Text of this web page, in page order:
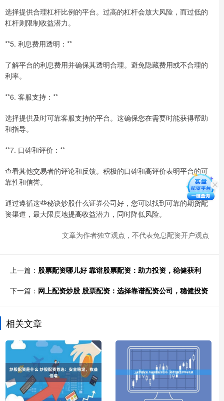
选择提供合理杠杆比例的平台。过高的杠杆会放大风险，而过低的
杠杆则限制收益潜力。
**5. 利息费用透明：**
了解平台的利息费用并确保其透明合理。避免隐藏费用或不合理的
利率。
**6. 客服支持：**
选择提供及时可靠客服支持的平台。这确保您在需要时能获得帮助
和指导。
**7. 口碑和评价：**
查看其他交易者的评论和反馈。积极的口碑和高评价表明平台的可
靠性和信誉。
通过遵循这些秘诀炒股什么证券公司好，您可以找到可靠的期货配
资渠道，最大限度地提高收益潜力，同时降低风险。
文章为作者独立观点，不代表免息配资开户观点
上一篇： 股票配资哪儿好 靠谱股票配资：助力投资，稳健获利
下一篇： 网上配资炒股 股票配资：选择靠谱配资公司，稳健投资
相关文章